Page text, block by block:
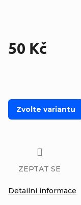
50 Kč
Zvolte variantu
Detailní informace
ZEPTAT SE